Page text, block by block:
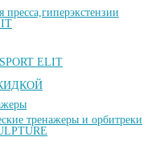
пресса,гиперэкстензии
ELIT
тренажеры и орбитреки